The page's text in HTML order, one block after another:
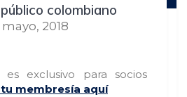
colombiano
2018
es exclusivo para socios
membresía aquí